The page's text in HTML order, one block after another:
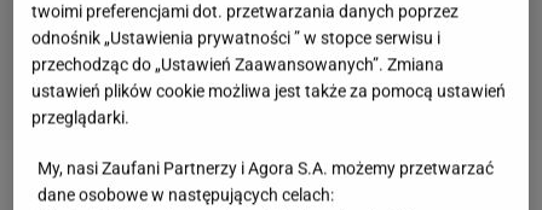
Zobacz wideoKlaudia El Dursi o "Love Island", "Love
twoimi preferencjami dot. przetwarzania danych poprzez
odnośnik „Ustawienia prywatności ” w stopce serwisu i
przechodząc do „Ustawień Zaawansowanych”. Zmiana
ustawień plików cookie możliwa jest także za pomocą ustawień
przeglądarki.
My, nasi Zaufani Partnerzy i Agora S.A. możemy przetwarzać
dane osobowe w następujących celach: